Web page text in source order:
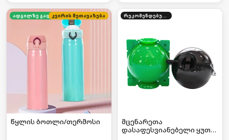
ადგილზე გადახდა
კვირის შეთავაზება
წყლის ბოთლი/თერმოსი
რეკომენდებული
მცენარეთა
დასაფესვიანებელი ყუთი